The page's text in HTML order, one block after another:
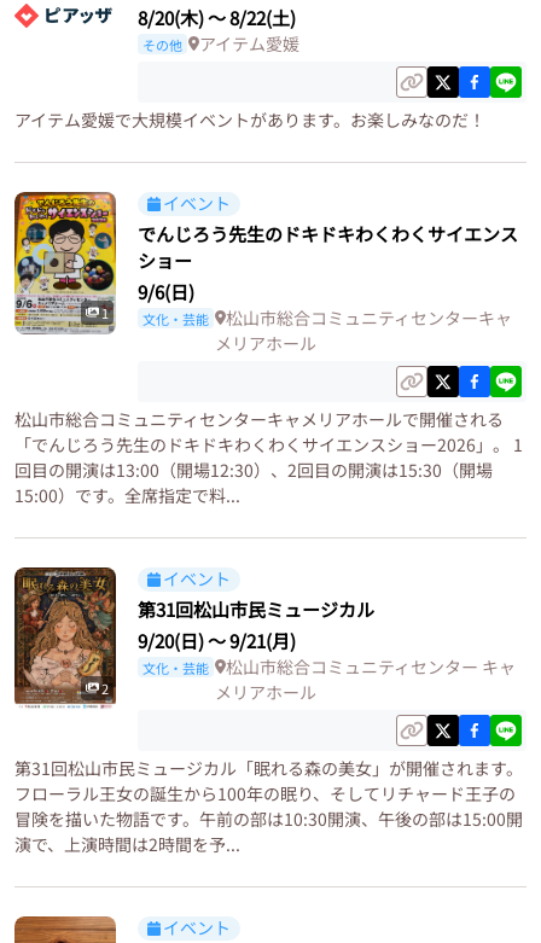
8/20(木)〜8/22(土)
その他 アイテム愛媛
アイテム愛媛で大規模イベントがあります。お楽しみなのだ！
1
イベント
でんじろう先生のドキドキわくわくサイエンス
ショー
9/6(日)
文化・芸能
松山市総合コミュニティセンターキャ
メリアホール
松山市総合コミュニティセンターキャメリアホールで開催される
「でんじろう先生のドキドキわくわくサイエンスショー2026」。 1
回目の開演は13:00（開場12:30）、2回目の開演は15:30（開場
15:00）です。全席指定で料...
2
イベント
第31回松山市民ミュージカル
9/20(日)〜9/21(月)
文化・芸能
松山市総合コミュニティセンター キャ
メリアホール
第31回松山市民ミュージカル「眠れる森の美女」が開催されます。
フローラル王女の誕生から100年の眠り、そしてリチャード王子の
冒険を描いた物語です。午前の部は10:30開演、午後の部は15:00開
演で、上演時間は2時間を予...
イベント